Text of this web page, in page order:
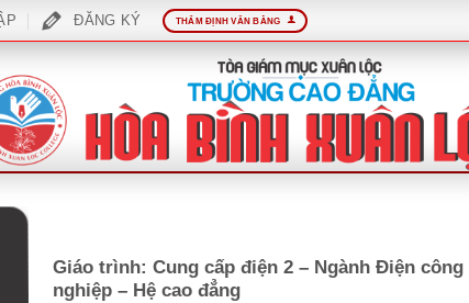
ĐĂNG KÝ THẨM ĐỊNH VĂN BẰNG
Giáo trình: Cung cấp điện 2 – Ngành Điện công
nghiệp – Hệ cao đẳng